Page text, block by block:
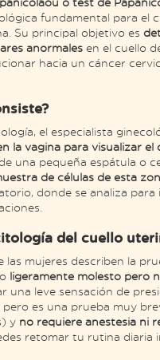
fundamental para el
Su principal objetivo es
anormales en el cuello
hacia un cáncer
el especialista
la vagina para visualizar el
una pequeña espátula o
de células de esta
donde se analiza
del cuello
las mujeres describen la
ligeramente molesto pero
una leve sensación de
es una prueba muy
y no requiere anestesia ni
retomar tu rutina diaria